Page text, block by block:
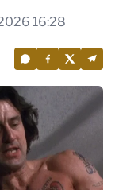
16:28